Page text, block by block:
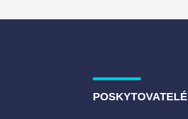
POSKYTOVATELÉ